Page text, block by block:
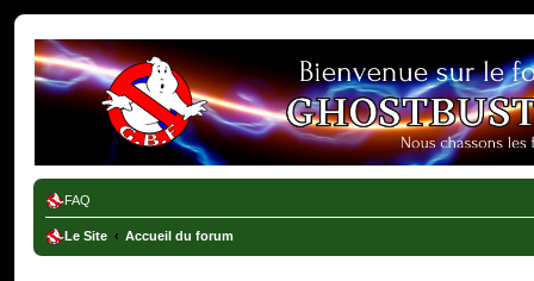
Ghostbusters France
FAQ
Le Site Accueil du forum